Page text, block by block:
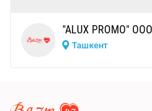
"ALUX PROMO"
Ташкент